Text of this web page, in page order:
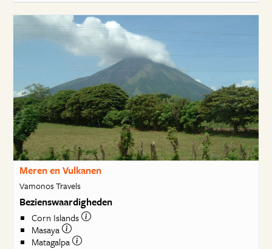
Meren en Vulkanen
Vamonos Travels
Bezienswaardigheden
Corn Islands
Masaya
Matagalpa